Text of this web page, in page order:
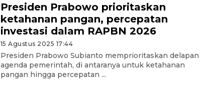
Presiden Prabowo prioritaskan
ketahanan pangan, percepatan
investasi dalam RAPBN 2026
15 Agustus 2025 17:44
Presiden Prabowo Subianto memprioritaskan delapan
agenda pemerintah, di antaranya untuk ketahanan
pangan hingga percepatan ...
Tiga matra TNI unjuk
kemampuan tempur Perisai